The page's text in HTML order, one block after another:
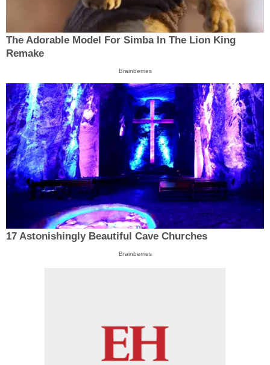
The Adorable Model For Simba In The Lion King
Remake
Brainberries
17 Astonishingly Beautiful Cave Churches
Brainberries